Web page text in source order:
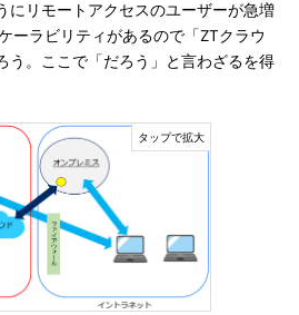
リモートアクセスのユーザーが急増
ーラビリティがあるので「ZTクラウ
う。ここで「だろう」と言わざるを得